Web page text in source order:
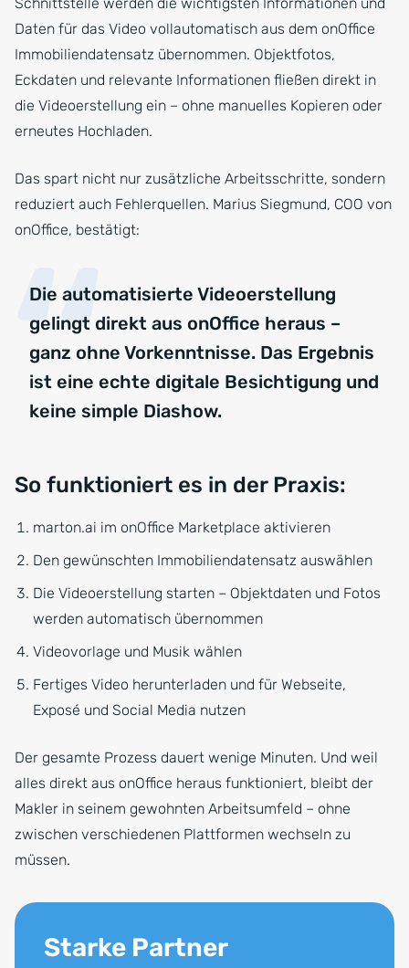
Daten für das Video vollautomatisch aus dem onOffice
Immobiliendatensatz übernommen. Objektfotos,
Eckdaten und relevante Informationen fließen direkt in
die Videoerstellung ein – ohne manuelles Kopieren oder
erneutes Hochladen.
Das spart nicht nur zusätzliche Arbeitsschritte, sondern
reduziert auch Fehlerquellen. Marius Siegmund, COO von
onOffice, bestätigt:
Die automatisierte Videoerstellung
gelingt direkt aus onOffice heraus –
ganz ohne Vorkenntnisse. Das Ergebnis
ist eine echte digitale Besichtigung und
keine simple Diashow.
So funktioniert es in der Praxis:
marton.ai im onOffice Marketplace aktivieren
Den gewünschten Immobiliendatensatz auswählen
Die Videoerstellung starten – Objektdaten und Fotos
werden automatisch übernommen
Videovorlage und Musik wählen
Fertiges Video herunterladen und für Webseite,
Exposé und Social Media nutzen
Der gesamte Prozess dauert wenige Minuten. Und weil
alles direkt aus onOffice heraus funktioniert, bleibt der
Makler in seinem gewohnten Arbeitsumfeld – ohne
zwischen verschiedenen Plattformen wechseln zu
müssen.
Starke Partner